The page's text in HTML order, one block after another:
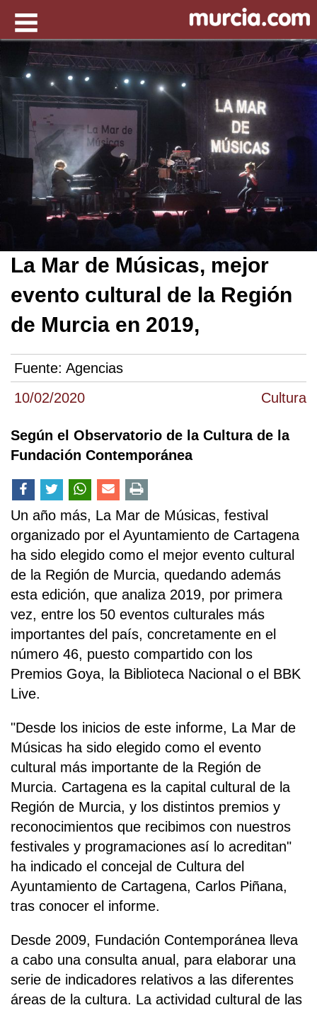
10/02/2020 Cultura
La Mar de Músicas, mejor
evento cultural de la Región
de Murcia en 2019,
Fuente: Agencias
Según el Observatorio de la Cultura de la
Fundación Contemporánea
Un año más, La Mar de Músicas, festival
organizado por el Ayuntamiento de Cartagena
ha sido elegido como el mejor evento cultural
de la Región de Murcia, quedando además
esta edición, que analiza 2019, por primera
vez, entre los 50 eventos culturales más
importantes del país, concretamente en el
número 46, puesto compartido con los
Premios Goya, la Biblioteca Nacional o el BBK
Live.
"Desde los inicios de este informe, La Mar de
Músicas ha sido elegido como el evento
cultural más importante de la Región de
Murcia. Cartagena es la capital cultural de la
Región de Murcia, y los distintos premios y
reconocimientos que recibimos con nuestros
festivales y programaciones así lo acreditan"
ha indicado el concejal de Cultura del
Ayuntamiento de Cartagena, Carlos Piñana,
tras conocer el informe.
Desde 2009, Fundación Contemporánea lleva
a cabo una consulta anual, para elaborar una
serie de indicadores relativos a las diferentes
áreas de la cultura. La actividad cultural de las